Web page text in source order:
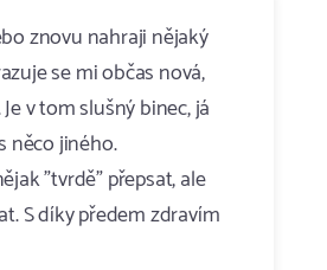
znovu nahraji nějaký
se mi občas nová,
v tom slušný binec, já
něco jiného.
"tvrdě" přepsat, ale
S díky předem zdravím